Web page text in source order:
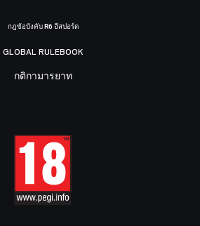
กฎข้อบังคับ R6 อีสปอร์ต
GLOBAL RULEBOOK
กติกามารยาท